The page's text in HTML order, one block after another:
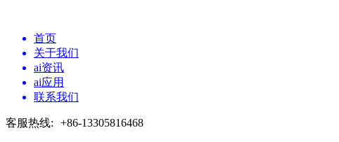
首页
关于我们
ai资讯
ai应用
联系我们
客服热线: +86-13305816468